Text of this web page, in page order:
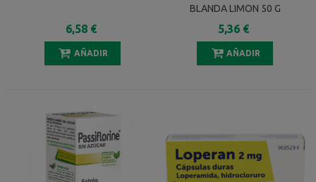
6,58 €
AÑADIR
BLANDA LIMON 50 G
5,36 €
AÑADIR